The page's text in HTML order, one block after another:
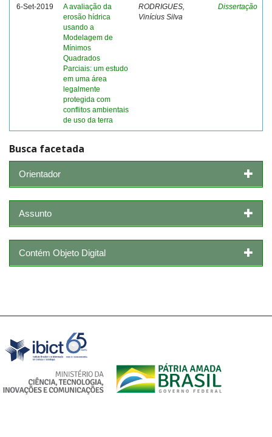
6-Set-2019
A avaliação da
erosão hídrica
usando a
Modelagem de
Mínimos
Quadrados
Parciais: um estudo
em uma área
legalmente
protegida com
conflitos ambientais
de uso da terra
RODRIGUES,
Vinícius Silva
Dissertação
Busca facetada
Orientador
Assunto
Contém Objeto Digital